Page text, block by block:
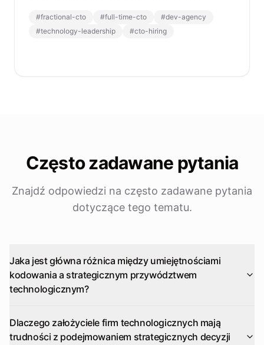
kierownictwo techniczne.
#fractional-cto #full-time-cto #dev-agency
#technology-leadership #cto-hiring
Często zadawane pytania
Znajdź odpowiedzi na często zadawane pytania
dotyczące tego tematu.
Jaka jest główna różnica między umiejętnościami
kodowania a strategicznym przywództwem
technologicznym?
Dlaczego założyciele firm technologicznych mają
trudności z podejmowaniem strategicznych decyzji